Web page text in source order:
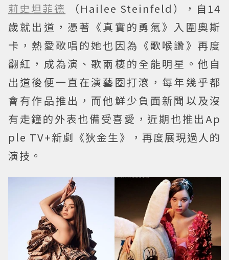
莉史坦菲德
（Hailee Steinfeld），自14
歲就出道，憑著《真實的勇氣》入圍奧斯
卡，熱愛歌唱的她也因為《歌喉讚》再度
翻紅，成為演、歌兩棲的全能明星。他自
出道後便一直在演藝圈打滾，每年幾乎都
會有作品推出，而他鮮少負面新聞以及沒
有走鐘的外表也備受喜愛，近期也推出Ap
ple TV+新劇《狄金生》，再度展現過人的
演技。